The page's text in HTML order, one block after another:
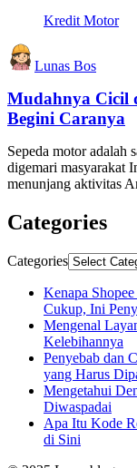
Kredit Motor
Lunas Bos
Mudahnya Cicil
Begini Caranya
Sepeda motor adalah
digemari masyarakat
menunjang aktivitas
Categories
Categories
Kenapa
Cukup, Ini
Mengenal
Kelebihannya
Penyebab dan
yang Harus
Mengetahui
Diwaspadai
Apa Itu Kode
di Sini